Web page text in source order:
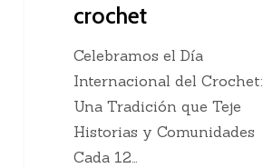
crochet
Celebramos el Día
Internacional del Crochet:
Una Tradición que Teje
Historias y Comunidades
Cada 12…